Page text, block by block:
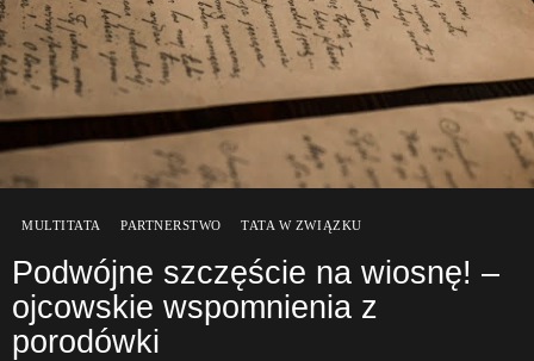
MULTITATA PARTNERSTWO TATA W ZWIĄZKU
Podwójne szczęście na wiosnę! –
ojcowskie wspomnienia z
porodówki